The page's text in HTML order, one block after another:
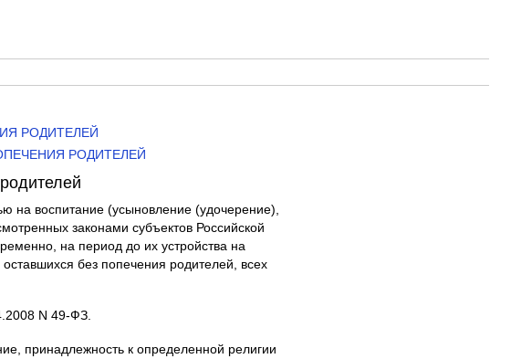
РОДИТЕЛЕЙ
РОДИТЕЛЕЙ
на воспитание (усыновление (удочерение),
законами субъектов Российской
на период до их устройства на
без попечения родителей, всех
N 49-ФЗ.
принадлежность к определенной религии